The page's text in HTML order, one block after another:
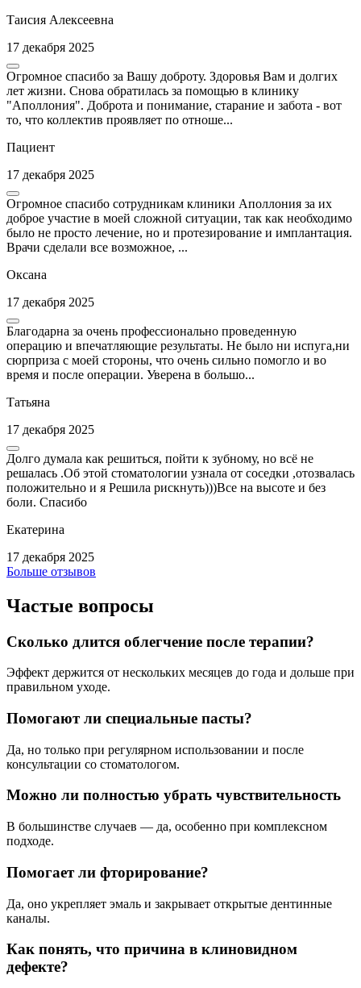
Таисия Алексеевна
17 декабря 2025
Огромное спасибо за Вашу доброту. Здоровья Вам и долгих
лет жизни. Снова обратилась за помощью в клинику
"Аполлония". Доброта и понимание, старание и забота - вот
то, что коллектив проявляет по отноше...
Пациент
17 декабря 2025
Огромное спасибо сотрудникам клиники Аполлония за их
доброе участие в моей сложной ситуации, так как необходимо
было не просто лечение, но и протезирование и имплантация.
Врачи сделали все возможное, ...
Оксана
17 декабря 2025
Благодарна за очень профессионально проведенную
операцию и впечатляющие результаты. Не было ни испуга,ни
сюрприза с моей стороны, что очень сильно помогло и во
время и после операции. Уверена в большо...
Татьяна
17 декабря 2025
Долго думала как решиться, пойти к зубному, но всё не
решалась .Об этой стоматологии узнала от соседки ,отозвалась
положительно и я Решила рискнуть)))Все на высоте и без
боли. Спасибо
Екатерина
17 декабря 2025
Больше отзывов
Частые вопросы
Сколько длится облегчение после терапии?
Эффект держится от нескольких месяцев до года и дольше при
правильном уходе.
Помогают ли специальные пасты?
Да, но только при регулярном использовании и после
консультации со стоматологом.
Можно ли полностью убрать чувствительность
В большинстве случаев — да, особенно при комплексном
подходе.
Помогает ли фторирование?
Да, оно укрепляет эмаль и закрывает открытые дентинные
каналы.
Как понять, что причина в клиновидном
дефекте?